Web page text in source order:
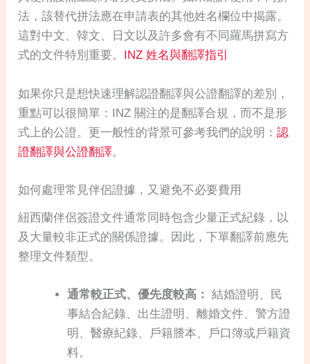
法，該替代拼法應在申請表的其他姓名欄位中揭露。
這對中文、韓文、日文以及許多會有不同羅馬拼寫方
式的文件特別重要。
INZ 姓名與翻譯指引
如果你只是想快速理解認證翻譯與公證翻譯的差別，
重點可以很簡單：INZ 關注的是翻譯合規，而不是形
式上的公證。更一般性的背景可參考我們的說明：認
證翻譯與公證翻譯。
如何處理常見伴侶證據，又避免不必要費用
紐西蘭伴侶簽證文件通常同時包含少量正式紀錄，以
及大量較非正式的關係證據。因此，下單翻譯前應先
整理文件類型。
通常較正式、優先度較高：
結婚證明、民
事結合紀錄、出生證明、離婚文件、警方證
明、醫療紀錄、戶籍謄本、戶口簿或戶籍資
料。